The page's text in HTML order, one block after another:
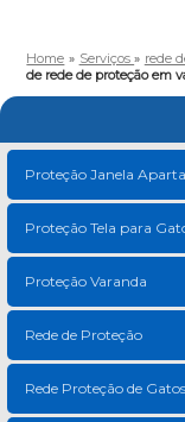
Home » Serviços» rede
de rede de proteção em
Proteção Janela
Proteção Tela para
Proteção Varanda
Rede de Proteção
Rede Proteção de Gatos